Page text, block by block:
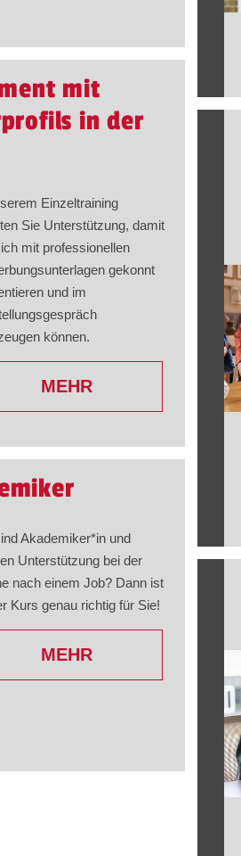
mit
in der
Einzeltraining
Sie Unterstützung, damit
mit professionellen
gekonnt
und im
können.
MEHR
Akademiker​*inund
Unterstützung bei der
nach einem Job? Dann ist
Kurs genau richtig für Sie!
MEHR